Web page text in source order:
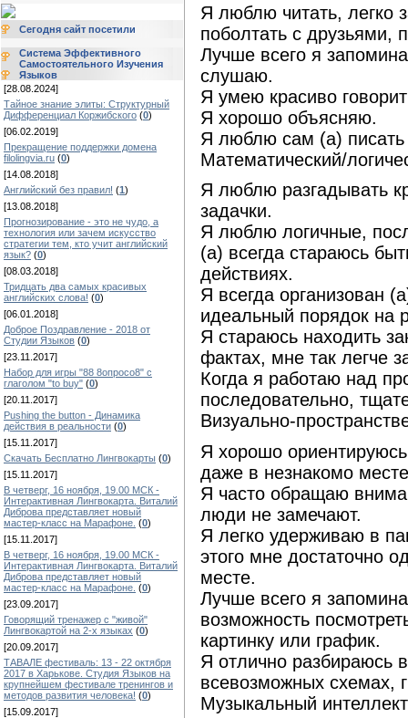
Сегодня сайт посетили
Система Эффективного
Самостоятельного Изучения
Языков
[28.08.2024]
Тайное знание элиты: Структурный
Дифференциал Коржибского (0)
[06.02.2019]
Прекращение поддержки домена
filolingvia.ru (0)
[14.08.2018]
Английский без правил! (1)
[13.08.2018]
Прогнозирование - это не чудо, а
технология или зачем искусство
стратегии тем, кто учит английский
язык? (0)
[08.03.2018]
Тридцать два самых красивых
английских слова! (0)
[06.01.2018]
Доброе Поздравление - 2018 от
Студии Языков (0)
[23.11.2017]
Набор для игры "88 8опросо8" с
глаголом "to buy" (0)
[20.11.2017]
Pushing the button - Динамика
действия в реальности (0)
[15.11.2017]
Скачать Бесплатно Лингвокарты (0)
[15.11.2017]
В четверг, 16 ноября, 19.00 МСК -
Интерактивная Лингвокарта. Виталий
Диброва представляет новый
мастер-класс на Марафоне. (0)
[15.11.2017]
В четверг, 16 ноября, 19.00 МСК -
Интерактивная Лингвокарта. Виталий
Диброва представляет новый
мастер-класс на Марафоне. (0)
[23.09.2017]
Говорящий тренажер с "живой"
Лингвокартой на 2-х языках (0)
[20.09.2017]
ТАВАЛЕ фестиваль: 13 - 22 октября
2017 в Харькове. Студия Языков на
крупнейшем фестивале тренингов и
методов развития человека! (0)
[15.09.2017]
Я люблю читать, легко
поболтать с друзьями,
Лучше всего я
слушаю.
Я умею красиво
Я хорошо объясняю.
Я люблю сам (а) писать
Математический/
Я люблю разгадывать
задачки.
Я люблю логичные,
(а) всегда стараюсь
действиях.
Я всегда организован
идеальный порядок на
Я стараюсь находить
фактах, мне так легче
Когда я работаю над
последовательно,
Визуально-
Я хорошо
даже в незнакомо
Я часто обращаю
люди не замечают.
Я легко удерживаю в
этого мне достаточно
месте.
Лучше всего я
возможность
картинку или график.
Я отлично разбираюсь
всевозможных схемах,
Музыкальный интеллект